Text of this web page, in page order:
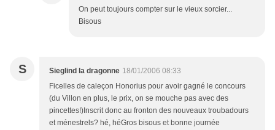
On peut toujours compter sur le vieux sorcier...
Bisous
S Sieglind la dragonne 18/01/2006 08:33
Ficelles de caleçon Honorius pour avoir gagné le concours
(du Villon en plus, le prix, on se mouche pas avec des
pincettes!)Inscrit donc au fronton des nouveaux troubadours
et ménestrels? hé, héGros bisous et bonne journée